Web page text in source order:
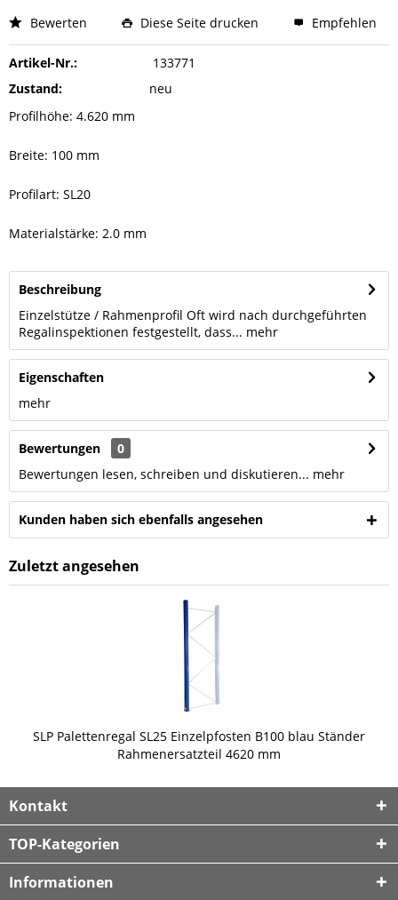
Bewerten Diese Seite drucken Empfehlen
Artikel-Nr.:
133771
Zustand:
neu
Profilhöhe: 4.620 mm
Breite: 100 mm
Profilart: SL20
Materialstärke: 2.0 mm
Beschreibung
Einzelstütze / Rahmenprofil Oft wird nach durchgeführten
Regalinspektionen festgestellt, dass... mehr
Eigenschaften
mehr
Bewertungen
0
Bewertungen lesen, schreiben und diskutieren... mehr
Kunden haben sich ebenfalls angesehen
Zuletzt angesehen
SLP Palettenregal SL25 Einzelpfosten B100 blau Ständer
Rahmenersatzteil 4620 mm
Kontakt
TOP-Kategorien
Informationen